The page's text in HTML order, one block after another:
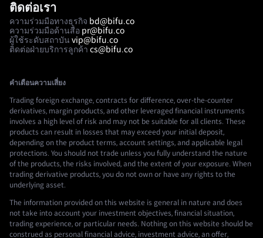
ติดต่อเรา
ความร่วมมือทางธุรกิจ bd@bifu.co
ความร่วมมือด้านสื่อ pr@bifu.co
ผู้ใช้ระดับสถาบัน vip@bifu.co
ติดต่อฝ่ายบริการลูกค้า cs@bifu.co
คำเตือนความเสี่ยง
Trading foreign exchange, contracts for difference, over-the-counter
derivatives, margin products, and other leveraged financial instruments
involves a high level of risk and may not be suitable for all clients. These
products can result in losses that may exceed your initial deposit,
depending on the product terms, account settings, and applicable legal
protections. You should not trade unless you fully understand the nature
of the products, the risks involved, and the extent of your exposure. When
trading derivative products, you do not own or have any rights to the
underlying asset.
The information provided on this website is general in nature and does
not take into account your investment objectives, financial situation,
trading experience, or particular needs. Nothing on this website should be
construed as personal financial advice, investment advice, an offer,